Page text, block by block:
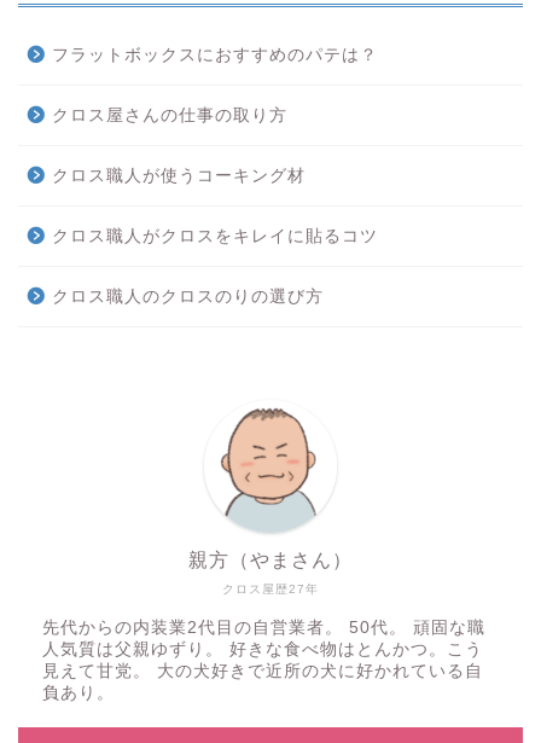
フラットボックスにおすすめのパテは？
クロス屋さんの仕事の取り方
クロス職人が使うコーキング材
クロス職人がクロスをキレイに貼るコツ
クロス職人のクロスのりの選び方
クロス屋歴27年
親方（やまさん）
先代からの内装業2代目の自営業者。 50代。 頑固な職
人気質は父親ゆずり。 好きな食べ物はとんかつ。こう
見えて甘党。 大の犬好きで近所の犬に好かれている自
負あり。